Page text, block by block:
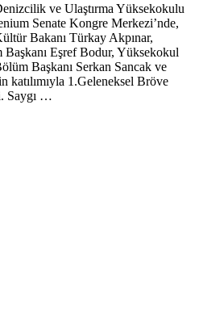
ve Ulaştırma Yüksekokulu
Senate Kongre Merkezi’nde,
Bakanı Türkay Akpınar,
Eşref Bodur, Yüksekokul
Başkanı Serkan Sancak ve
katılımıyla 1.Geleneksel Bröve
Saygı …